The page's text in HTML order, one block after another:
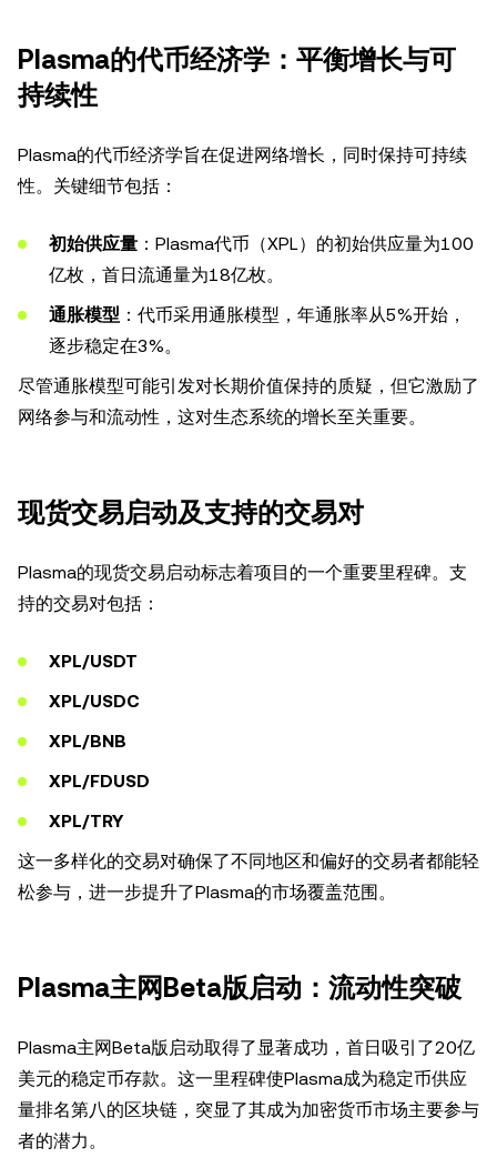
Plasma的代币经济学：平衡增长与可
持续性
Plasma的代币经济学旨在促进网络增长，同时保持可持续
性。关键细节包括：
初始供应量 ：Plasma代币（XPL）的初始供应量为100
亿枚，首日流通量为18亿枚。
通胀模型 ：代币采用通胀模型，年通胀率从5%开始，
逐步稳定在3%。
尽管通胀模型可能引发对长期价值保持的质疑，但它激励了
网络参与和流动性，这对生态系统的增长至关重要。
现货交易启动及支持的交易对
Plasma的现货交易启动标志着项目的一个重要里程碑。支
持的交易对包括：
XPL/USDT
XPL/USDC
XPL/BNB
XPL/FDUSD
XPL/TRY
这一多样化的交易对确保了不同地区和偏好的交易者都能轻
松参与，进一步提升了Plasma的市场覆盖范围。
Plasma主网Beta版启动：流动性突破
Plasma主网Beta版启动取得了显著成功，首日吸引了20亿
美元的稳定币存款。这一里程碑使Plasma成为稳定币供应
量排名第八的区块链，突显了其成为加密货币市场主要参与
者的潜力。